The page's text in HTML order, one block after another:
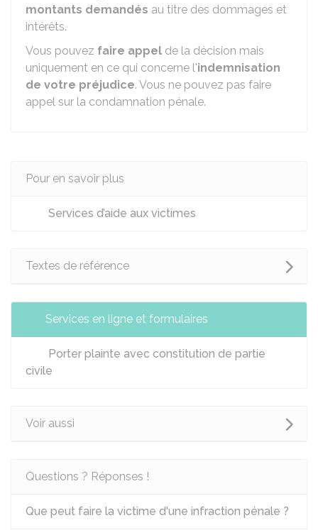
montants demandés au titre des dommages et
intérêts.
Vous pouvez faire appel de la décision mais
uniquement en ce qui concerne l'indemnisation
de votre préjudice. Vous ne pouvez pas faire
appel sur la condamnation pénale.
Pour en savoir plus
Services d’aide aux victimes
Textes de référence
Services en ligne et formulaires
Porter plainte avec constitution de partie
civile
Voir aussi
Questions ? Réponses !
Que peut faire la victime d'une infraction pénale ?